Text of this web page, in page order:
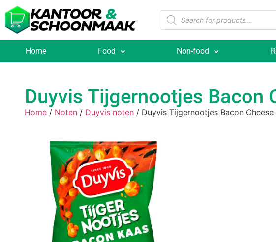
Home Food Non-food
Duyvis Tijgernootjes Bacon
Home / Noten / Duyvis noten / Duyvis Tijgernootjes Bacon